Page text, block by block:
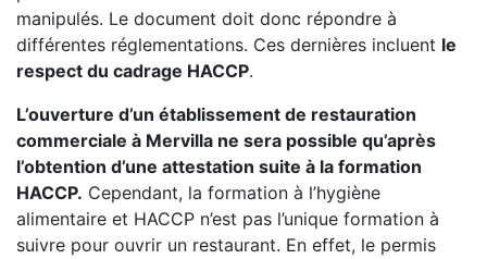
manipulés. Le document doit donc répondre à
différentes réglementations. Ces dernières incluent le
respect du cadrage HACCP.
L’ouverture d’un établissement de restauration
commerciale à Mervilla ne sera possible qu’après
l’obtention d’une attestation suite à la formation
HACCP. Cependant, la formation à l’hygiène
alimentaire et HACCP n’est pas l’unique formation à
suivre pour ouvrir un restaurant. En effet, le permis